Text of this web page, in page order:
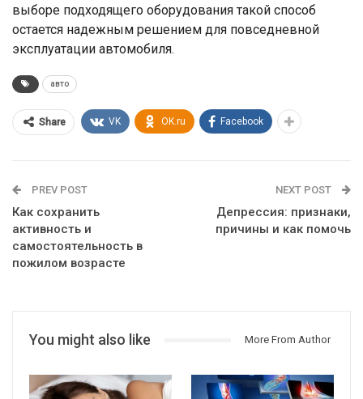
выборе подходящего оборудования такой способ
остается надежным решением для повседневной
эксплуатации автомобиля.
авто
Share VK OK.ru Facebook
PREV POST
Как сохранить
активность и
самостоятельность в
пожилом возрасте
NEXT POST
Депрессия: признаки,
причины и как помочь
You might also like More From Author